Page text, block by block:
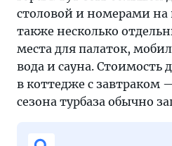
столовой и номерами на
также несколько
места для палаток,
вода и сауна. Стоимость
в коттедже с завтраком
сезона турбаза обычно